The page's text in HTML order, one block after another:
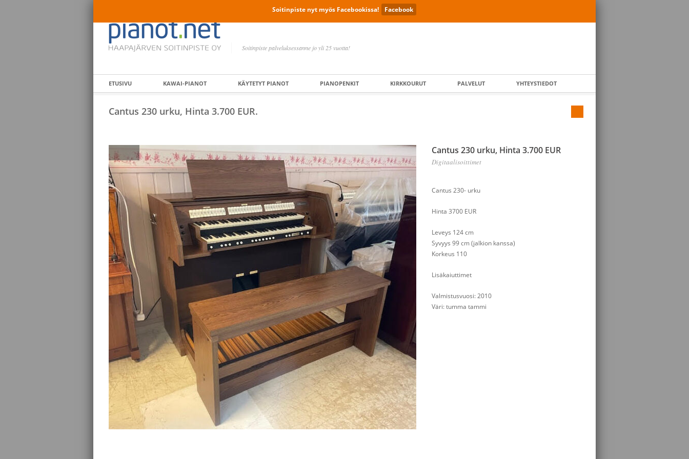
Soitinpiste nyt myös Facebookissa! Facebook
Soitinpiste palveluksessanne jo yli 25 vuotta!
ETUSIVU KAWAI-PIANOT KÄYTETYT PIANOT PIANOPENKIT KIRKKOURUT PALVELUT YHTEYSTIEDOT
Cantus 230 urku, Hinta 3.700 EUR.
Cantus 230 urku, Hinta 3.700 EUR
Digitaalisoittimet
Cantus 230- urku
Hinta 3700 EUR
Leveys 124 cm
Syvyys 99 cm (jalkion kanssa)
Korkeus 110
Lisäkaiuttimet
Valmistusvuosi: 2010
Väri: tumma tammi